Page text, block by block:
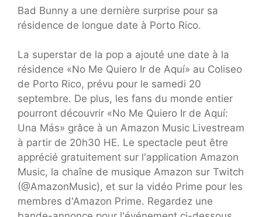
Bad Bunny a une dernière surprise pour sa
résidence de longue date à Porto Rico.
La superstar de la pop a ajouté une date à la
résidence «No Me Quiero Ir de Aquí» au Coliseo
de Porto Rico, prévu pour le samedi 20
septembre. De plus, les fans du monde entier
pourront découvrir «No Me Quiero Ir de Aquí:
Una Más» grâce à un Amazon Music Livestream
à partir de 20h30 HE. Le spectacle peut être
apprécié gratuitement sur l'application Amazon
Music, la chaîne de musique Amazon sur Twitch
(@AmazonMusic), et sur la vidéo Prime pour les
membres d'Amazon Prime. Regardez une